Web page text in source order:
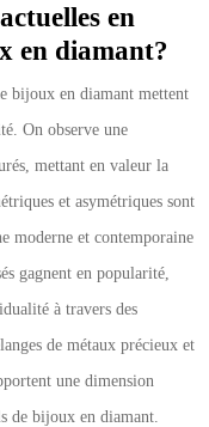
en
en diamant?
bijoux en diamant mettent
On observe une
mettant en valeur la
et asymétriques sont
moderne et contemporaine
gagnent en popularité,
à travers des
de métaux précieux et
une dimension
de bijoux en diamant.